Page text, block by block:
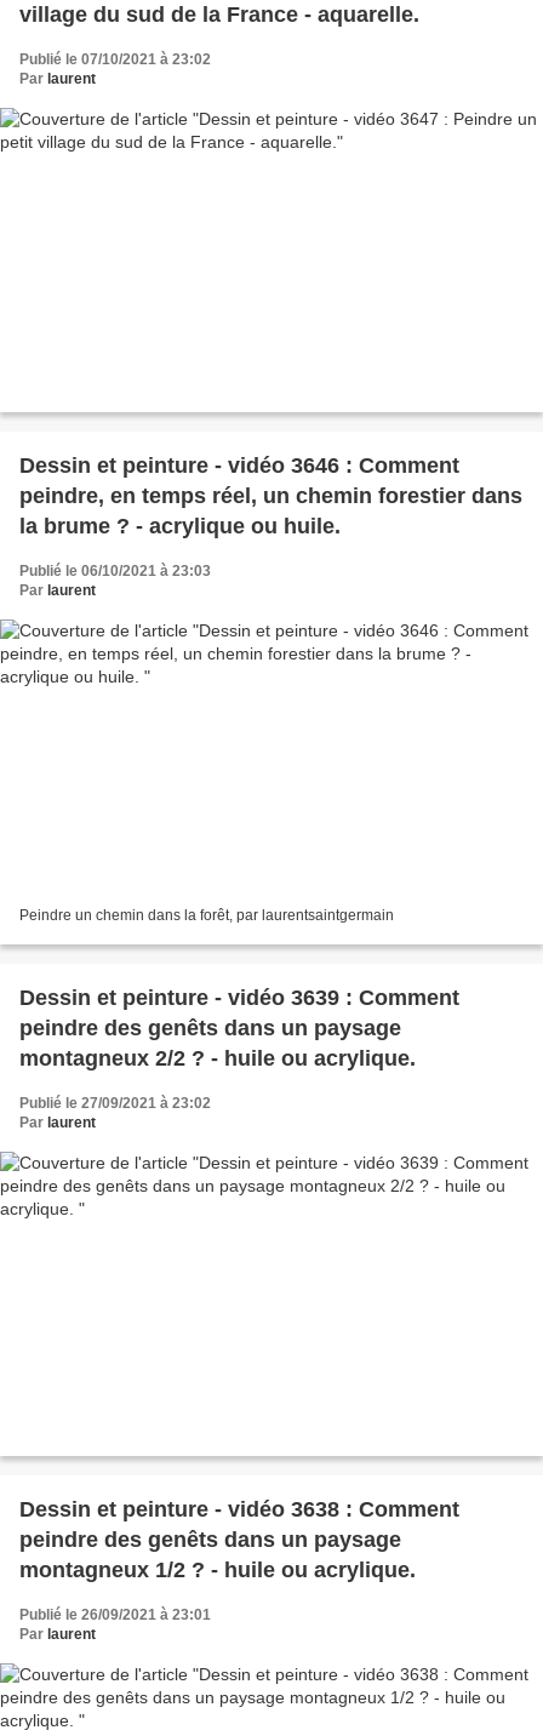
village du sud de la France - aquarelle.
Publié le 07/10/2021 à 23:02
Par laurent
Dessin et peinture - vidéo 3646 : Comment
peindre, en temps réel, un chemin forestier dans
la brume ? - acrylique ou huile.
Publié le 06/10/2021 à 23:03
Par laurent
Peindre un chemin dans la forêt, par laurentsaintgermain
Dessin et peinture - vidéo 3639 : Comment
peindre des genêts dans un paysage
montagneux 2/2 ? - huile ou acrylique.
Publié le 27/09/2021 à 23:02
Par laurent
Dessin et peinture - vidéo 3638 : Comment
peindre des genêts dans un paysage
montagneux 1/2 ? - huile ou acrylique.
Publié le 26/09/2021 à 23:01
Par laurent